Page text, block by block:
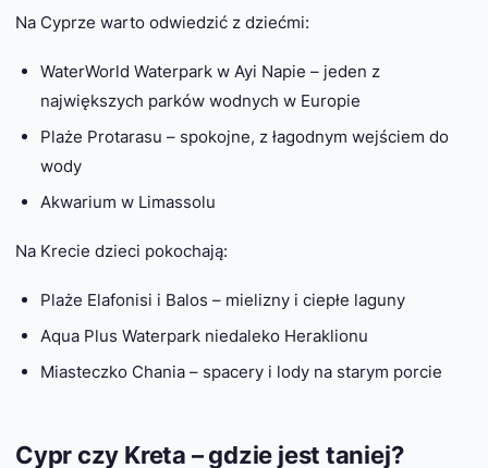
Na Cyprze warto odwiedzić z dziećmi:
WaterWorld Waterpark w Ayi Napie – jeden z
największych parków wodnych w Europie
Plaże Protarasu – spokojne, z łagodnym wejściem do
wody
Akwarium w Limassolu
Na Krecie dzieci pokochają:
Plaże Elafonisi i Balos – mielizny i ciepłe laguny
Aqua Plus Waterpark niedaleko Heraklionu
Miasteczko Chania – spacery i lody na starym porcie
Cypr czy Kreta – gdzie jest taniej?